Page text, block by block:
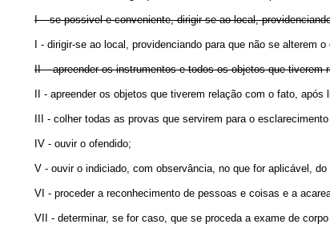
I – se possivel e conveniente, dirigir-se ao local,
I - dirigir-se ao local, providenciando para que não se
II – apreender os instrumentos e todos os objetos que tiverem
II - apreender os objetos que tiverem relação com o fato,
III - colher todas as provas que servirem para o
IV - ouvir o ofendido;
V - ouvir o indiciado, com observância, no que for aplicável, do
VI - proceder a reconhecimento de pessoas e coisas e a
VII - determinar, se for caso, que se proceda a exame de